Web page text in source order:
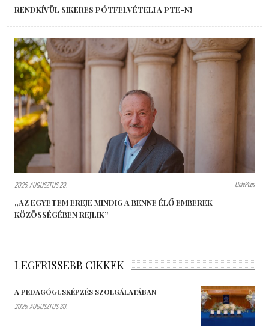
RENDKÍVÜL SIKERES PÓTFELVÉTELI A PTE-N!
2025. AUGUSZTUS 29. UnivPécs
„AZ EGYETEM EREJE MINDIG A BENNE ÉLŐ EMBEREK
KÖZÖSSÉGÉBEN REJLIK”
LEGFRISSEBB CIKKEK
A PEDAGÓGUSKÉPZÉS SZOLGÁLATÁBAN
2025. AUGUSZTUS 30.